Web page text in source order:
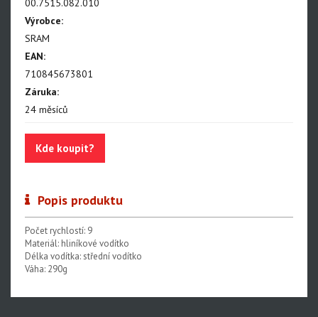
NX Eagle
SX Eagle
X01DH
GX
GX DH
NX
Řazení
Kazety
Kliky
00.7515.082.010
Výrobce:
SRAM
EAN:
710845673801
Záruka:
24 měsíců
Kde koupit?
Popis produktu
Počet rychlostí: 9
Materiál: hliníkové vodítko
Délka vodítka: střední vodítko
Váha: 290g